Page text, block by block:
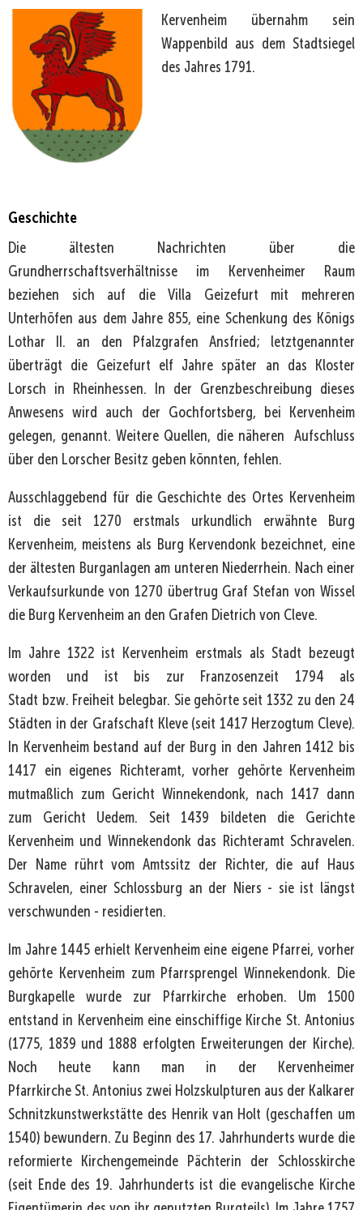
Kervenheim übernahm sein
Wappenbild aus dem Stadtsiegel
des Jahres 1791.
Geschichte
Die ältesten Nachrichten über die
Grundherrschaftsverhältnisse im Kervenheimer Raum
beziehen sich auf die Villa Geizefurt mit mehreren
Unterhöfen aus dem Jahre 855, eine Schenkung des Königs
Lothar II. an den Pfalzgrafen Ansfried; letztgenannter
überträgt die Geizefurt elf Jahre später an das Kloster
Lorsch in Rheinhessen. In der Grenzbeschreibung dieses
Anwesens wird auch der Gochfortsberg, bei Kervenheim
gelegen, genannt. Weitere Quellen, die näheren Aufschluss
über den Lorscher Besitz geben könnten, fehlen.
Ausschlaggebend für die Geschichte des Ortes Kervenheim
ist die seit 1270 erstmals urkundlich erwähnte Burg
Kervenheim, meistens als Burg Kervendonk bezeichnet, eine
der ältesten Burganlagen am unteren Niederrhein. Nach einer
Verkaufsurkunde von 1270 übertrug Graf Stefan von Wissel
die Burg Kervenheim an den Grafen Dietrich von Cleve.
Im Jahre 1322 ist Kervenheim erstmals als Stadt bezeugt
worden und ist bis zur Franzosenzeit 1794 als
Stadt bzw. Freiheit belegbar. Sie gehörte seit 1332 zu den 24
Städten in der Grafschaft Kleve (seit 1417 Herzogtum Cleve).
In Kervenheim bestand auf der Burg in den Jahren 1412 bis
1417 ein eigenes Richteramt, vorher gehörte Kervenheim
mutmaßlich zum Gericht Winnekendonk, nach 1417 dann
zum Gericht Uedem. Seit 1439 bildeten die Gerichte
Kervenheim und Winnekendonk das Richteramt Schravelen.
Der Name rührt vom Amtssitz der Richter, die auf Haus
Schravelen, einer Schlossburg an der Niers - sie ist längst
verschwunden - residierten.
Im Jahre 1445 erhielt Kervenheim eine eigene Pfarrei, vorher
gehörte Kervenheim zum Pfarrsprengel Winnekendonk. Die
Burgkapelle wurde zur Pfarrkirche erhoben. Um 1500
entstand in Kervenheim eine einschiffige Kirche St. Antonius
(1775, 1839 und 1888 erfolgten Erweiterungen der Kirche).
Noch heute kann man in der Kervenheimer
Pfarrkirche St. Antonius zwei Holzskulpturen aus der Kalkarer
Schnitzkunstwerkstätte des Henrik van Holt (geschaffen um
1540) bewundern. Zu Beginn des 17. Jahrhunderts wurde die
reformierte Kirchengemeinde Pächterin der Schlosskirche
(seit Ende des 19. Jahrhunderts ist die evangelische Kirche